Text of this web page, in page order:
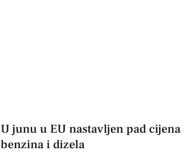
U junu u EU nastavljen pad cijena
benzina i dizela